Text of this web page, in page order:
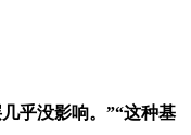
乎没影响。”“这种基